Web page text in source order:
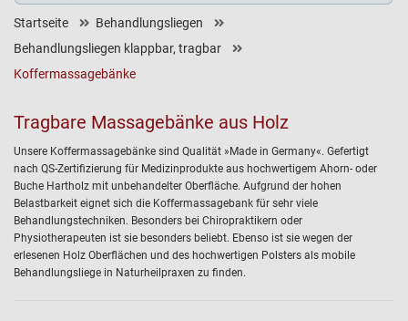
Startseite
Behandlungsliegen
Behandlungsliegen klappbar, tragbar
Koffermassagebänke
Tragbare Massagebänke aus Holz
Unsere Koffermassagebänke sind Qualität »Made in Germany«. Gefertigt
nach QS-Zertifizierung für Medizinprodukte aus hochwertigem Ahorn- oder
Buche Hartholz mit unbehandelter Oberfläche. Aufgrund der hohen
Belastbarkeit eignet sich die Koffermassagebank für sehr viele
Behandlungstechniken. Besonders bei Chiropraktikern oder
Physiotherapeuten ist sie besonders beliebt. Ebenso ist sie wegen der
erlesenen Holz Oberflächen und des hochwertigen Polsters als mobile
Behandlungsliege in Naturheilpraxen zu finden.